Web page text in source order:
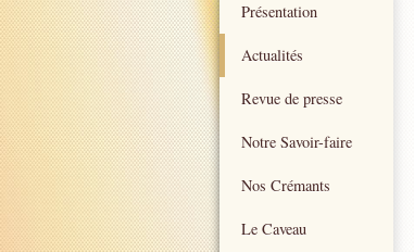
Présentation
Actualités
Revue de presse
Notre Savoir-faire
Nos Crémants
Le Caveau